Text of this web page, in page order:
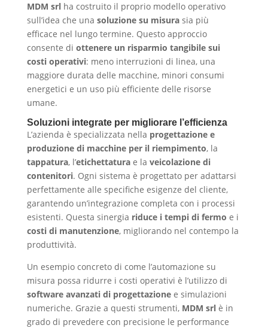
MDM srl ha costruito il proprio modello operativo
sull’idea che una soluzione su misurasia più
efficace nel lungo termine. Questo approccio
consente di ottenere un risparmio tangibile sui
costi operativi: meno interruzioni di linea, una
maggiore durata delle macchine, minori consumi
energetici e un uso più efficiente delle risorse
umane.
Soluzioni integrate per migliorare l’efficienza
L’azienda è specializzata nella progettazione e
produzione di macchine per il riempimento, la
tappatura, l’etichettaturae la veicolazione di
contenitori. Ogni sistema è progettato per adattarsi
perfettamente alle specifiche esigenze del cliente,
garantendo un’integrazione completa con i processi
esistenti. Questa sinergia riduce i tempi di fermo e i
costi di manutenzione, migliorando nel contempo la
produttività.
Un esempio concreto di come l’automazione su
misura possa ridurre i costi operativi è l’utilizzo di
software avanzati di progettazionee simulazioni
numeriche. Grazie a questi strumenti, MDM srlè in
grado di prevedere con precisione le performance